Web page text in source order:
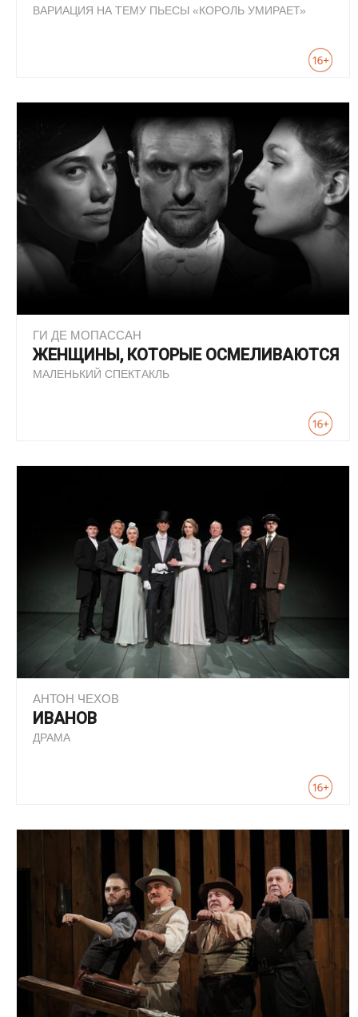
ВАРИАЦИЯ НА ТЕМУ ПЬЕСЫ «КОРОЛЬ УМИРАЕТ»
ГИ ДЕ МОПАССАН
ЖЕНЩИНЫ, КОТОРЫЕ ОСМЕЛИВАЮТСЯ
МАЛЕНЬКИЙ СПЕКТАКЛЬ
АНТОН ЧЕХОВ
ИВАНОВ
ДРАМА